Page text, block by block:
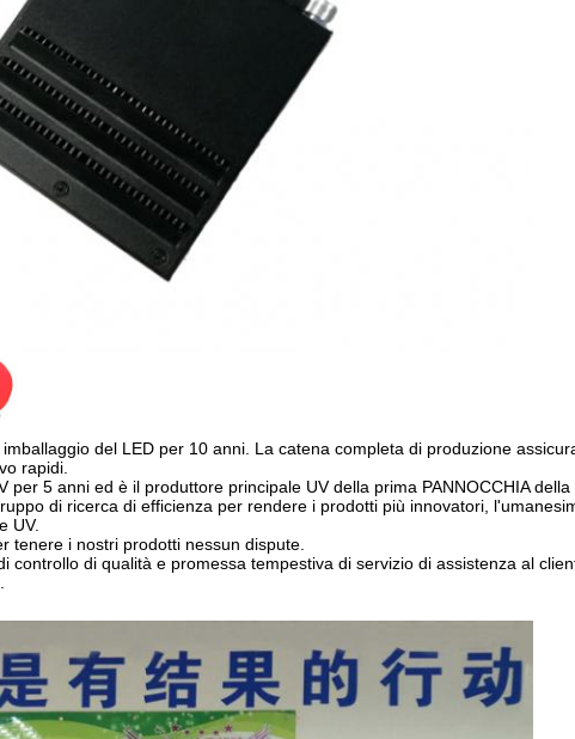
del LED per 10 anni. La catena completa di produzione
rapidi.
per 5 anni ed è il produttore principale UV della prima PANNOCCHIA della
di ricerca di efficienza per rendere i prodotti più innovatori,
UV.
tenere i nostri prodotti nessun dispute.
controllo di qualità e promessa tempestiva di servizio di assistenza al